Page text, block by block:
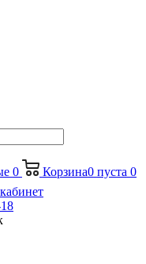
0 Корзина0 пуста 0